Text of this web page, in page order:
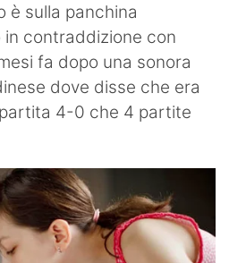
è sulla panchina
contraddizione con
fa dopo una sonora
dove disse che era
4-0 che 4 partite